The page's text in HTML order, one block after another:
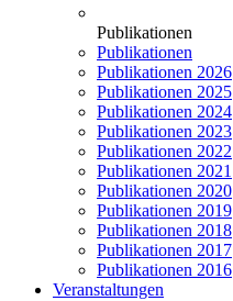
Publikationen
Publikationen
Publikationen 2026
Publikationen 2025
Publikationen 2024
Publikationen 2023
Publikationen 2022
Publikationen 2021
Publikationen 2020
Publikationen 2019
Publikationen 2018
Publikationen 2017
Publikationen 2016
Veranstaltungen